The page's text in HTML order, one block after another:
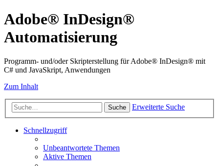
Adobe® InDesign®
Automatisierung
Programm- und/oder Skripterstellung für Adobe® InDesign® mit
C# und JavaSkript, Anwendungen
Zum Inhalt
Suche Erweiterte Suche
Schnellzugriff
Unbeantwortete Themen
Aktive Themen